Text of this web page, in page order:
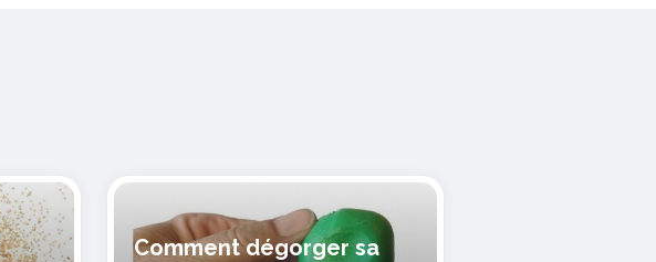
Comment dégorger sa